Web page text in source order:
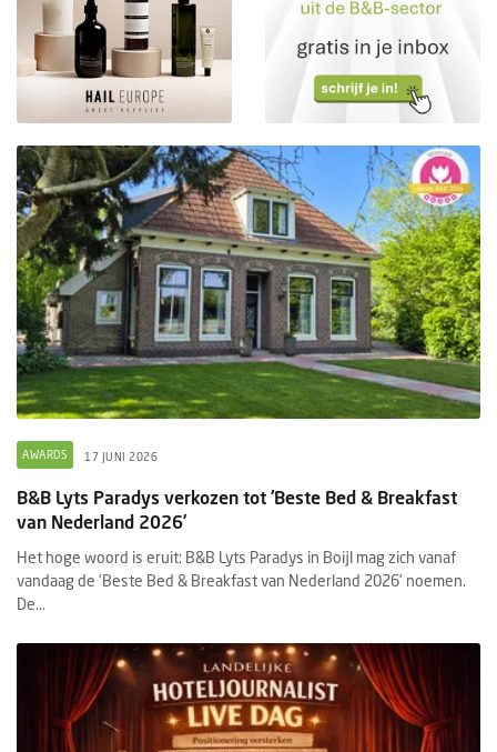
AWARDS 17 JUNI 2026
B&B Lyts Paradys verkozen tot ‘Beste Bed & Breakfast
van Nederland 2026’
Het hoge woord is eruit: B&B Lyts Paradys in Boijl mag zich vanaf
vandaag de ‘Beste Bed & Breakfast van Nederland 2026’ noemen.
De...